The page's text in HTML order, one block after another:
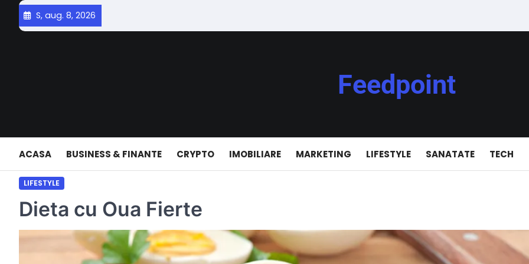
content
S, aug. 8, 2026
Feedpoint
ACASA BUSINESS & FINANTE CRYPTO IMOBILIARE MARKETING LIFESTYLE SANATATE TECH
LIFESTYLE
Dieta cu Oua Fierte